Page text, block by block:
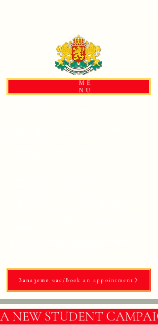
ME
NU
Запазете час/Book an appointment
A NEW STUDENT